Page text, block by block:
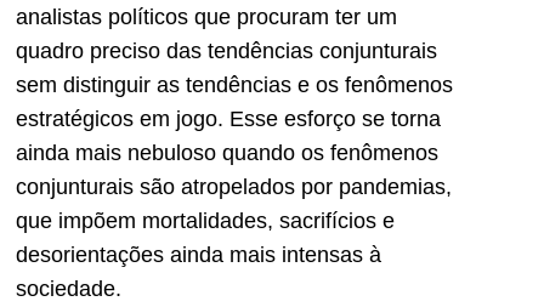
analistas políticos que procuram ter um
quadro preciso das tendências conjunturais
sem distinguir as tendências e os fenômenos
estratégicos em jogo. Esse esforço se torna
ainda mais nebuloso quando os fenômenos
conjunturais são atropelados por pandemias,
que impõem mortalidades, sacrifícios e
desorientações ainda mais intensas à
sociedade.